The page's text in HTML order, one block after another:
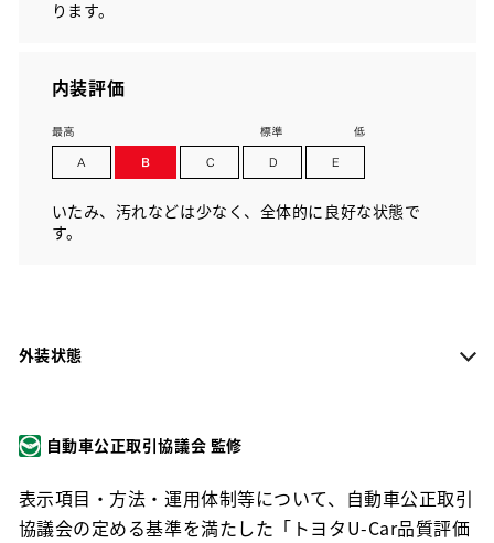
ります。
内装評価
いたみ、汚れなどは少なく、全体的に良好な状態で
す。
外装状態
自動車公正取引協議会 監修
表示項目・方法・運用体制等について、自動車公正取引
協議会の定める基準を満たした「トヨタU-Car品質評価